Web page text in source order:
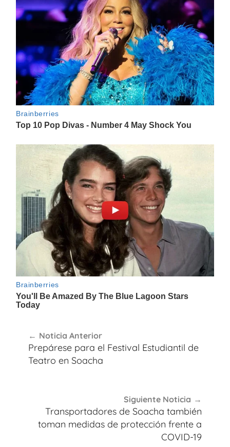
de
entradas
Noticia Anterior
Prepárese para el Festival Estudiantil de
Teatro en Soacha
Siguiente Noticia
Transportadores de Soacha también
toman medidas de protección frente a
COVID-19